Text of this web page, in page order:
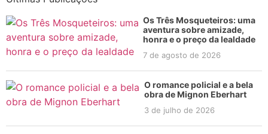
Os Três Mosqueteiros: uma
aventura sobre amizade,
honra e o preço da lealdade
7 de agosto de 2026
O romance policial e a bela
obra de Mignon Eberhart
3 de julho de 2026